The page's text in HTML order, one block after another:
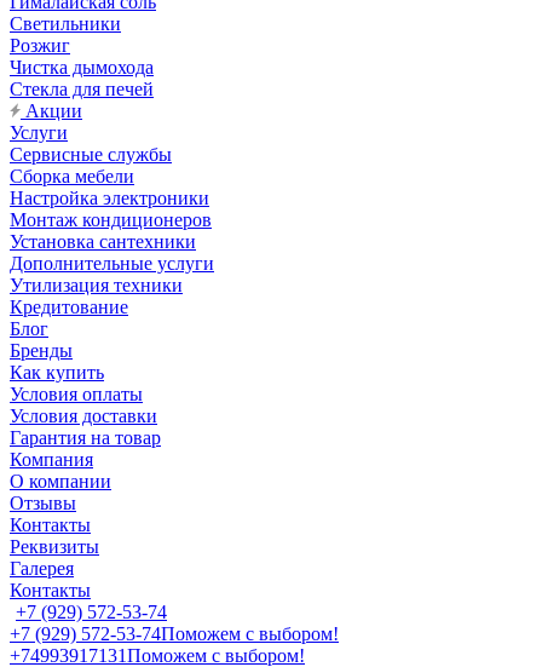
Светильники
Розжиг
Чистка дымохода
Стекла для печей
Акции
Услуги
Сервисные службы
Сборка мебели
Настройка электроники
Монтаж кондиционеров
Установка сантехники
Дополнительные услуги
Утилизация техники
Кредитование
Блог
Бренды
Как купить
Условия оплаты
Условия доставки
Гарантия на товар
Компания
О компании
Отзывы
Контакты
Реквизиты
Галерея
Контакты
+7 (929) 572-53-74
+7 (929) 572-53-74Поможем с выбором!
+74993917131Поможем с выбором!